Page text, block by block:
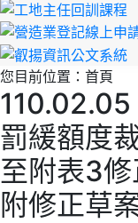
您目前位置： 首頁
110.02.05
罰緩額度
至附表3
附修正草